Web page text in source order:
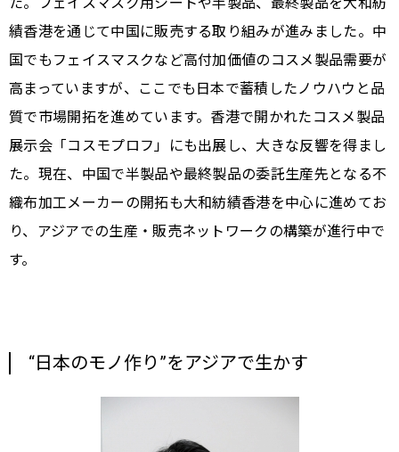
績香港を通じて中国に販売する取り組みが進みました。中
国でもフェイスマスクなど高付加価値のコスメ製品需要が
高まっていますが、ここでも日本で蓄積したノウハウと品
質で市場開拓を進めています。香港で開かれたコスメ製品
展示会「コスモプロフ」にも出展し、大きな反響を得まし
た。現在、中国で半製品や最終製品の委託生産先となる不
織布加工メーカーの開拓も大和紡績香港を中心に進めてお
り、アジアでの生産・販売ネットワークの構築が進行中で
す。
“日本のモノ作り”をアジアで生かす